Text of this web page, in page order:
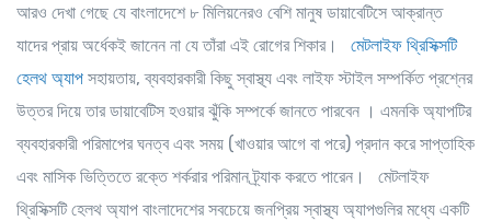
আরও দেখা গেছে যে বাংলাদেশে ৮ মিলিয়নেরও বেশি মানুষ ডায়াবেটিসে আক্রান্ত
যাদের প্রায় অর্ধেকই জানেন না যে তাঁরা এই রোগের শিকার।
মেটলাইফ থ্রিসিক্সটি
হেলথ অ্যাপ সহায়তায়, ব্যবহারকারী কিছু স্বাস্থ্য এবং লাইফ স্টাইল সম্পর্কিত প্রশ্নের
উত্তর দিয়ে তার ডায়াবেটিস হওয়ার ঝুঁকি সম্পর্কে জানতে পারবেন । এমনকি অ্যাপটির
ব্যবহারকারী পরিমাপের ঘনত্ব এবং সময় (খাওয়ার আগে বা পরে) প্রদান করে সাপ্তাহিক
এবং মাসিক ভিত্তিতে রক্তে শর্করার পরিমান ট্র্যাক করতে পারেন।
মেটলাইফ
থ্রিসিক্সটি হেলথ অ্যাপ বাংলাদেশের সবচেয়ে জনপ্রিয় স্বাস্থ্য অ্যাপগুলির মধ্যে একটি